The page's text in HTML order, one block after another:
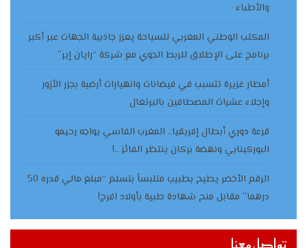
والأطباء
المكتب الوطني المغربي للسياحة يعزز جاذبية الجهات عبر أكبر
برنامج على الإطلاق للربط الجوي مع شركة “رايان إير”
أمطار غزيرة تتسبب في فيضانات وانهيارات أرضية بجزر الأزور
وإجلاء عشرات المصطافين بالبرتغال
قرعة دوري أبطال إفريقيا.. المغرب الفاسي يواجه رحيمو
البوركينابي ونهضة بركان ينتظر الفائز ..!
الرقم الأخضر يطيح بطبيب متلبساً بتسلم “مبلغ مالي قدره 50
درهما” مقابل منح شهادة طبية بأولاد افرج!